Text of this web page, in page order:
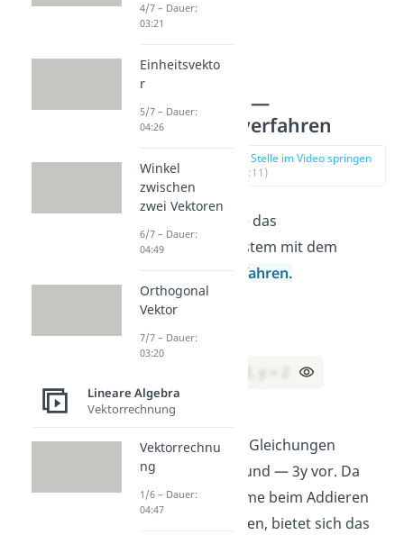
Aufgabe 1 —
Additionsverfahren
zur Stelle im Video springen
(00:11)
Löse das
Gleichungssystem mit dem
Additionsverfahren.
(I) 2x + 3y = 12
x = 3, y = 2
Rechenweg:
In den beiden Gleichungen
kommen +3y und — 3y vor. Da
sich diese Terme beim Addieren
genau aufheben, bietet sich das
4/7 – Dauer:
03:21
Einheitsvekto
r
5/7 – Dauer:
04:26
Winkel
zwischen
zwei Vektoren
6/7 – Dauer:
04:49
Orthogonal
Vektor
7/7 – Dauer:
03:20
Lineare Algebra
Vektorrechnung
Vektorrechnu
ng
1/6 – Dauer:
04:47